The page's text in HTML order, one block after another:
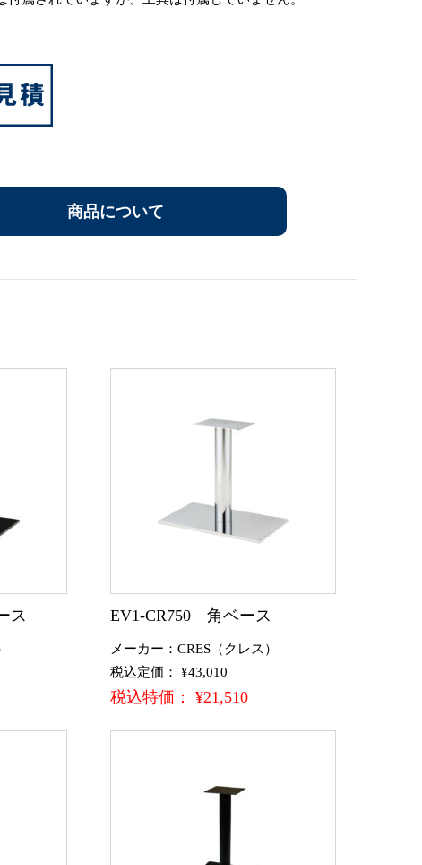
商品について
ス EV1-CR750 角ベース
メーカー：CRES（クレス）
税込定価： ¥43,010
税込特価： ¥21,510